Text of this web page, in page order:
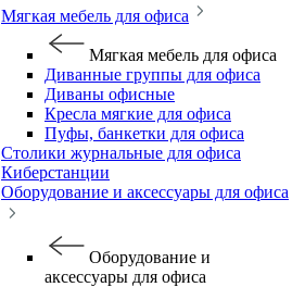
Мягкая мебель для офиса
Мягкая мебель для офиса
Диванные группы для офиса
Диваны офисные
Кресла мягкие для офиса
Пуфы, банкетки для офиса
Столики журнальные для офиса
Киберстанции
Оборудование и аксессуары для офиса
Оборудование и
аксессуары для офиса